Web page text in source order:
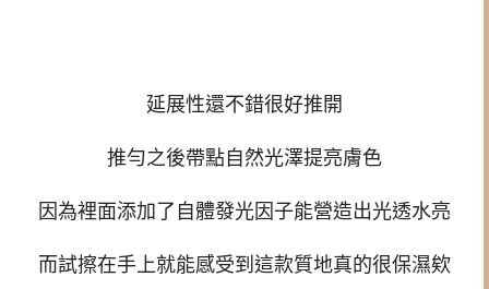
延展性還不錯很好推開
推勻之後帶點自然光澤提亮膚色
因為裡面添加了自體發光因子能營造出光透水亮
而試擦在手上就能感受到這款質地真的很保濕欸